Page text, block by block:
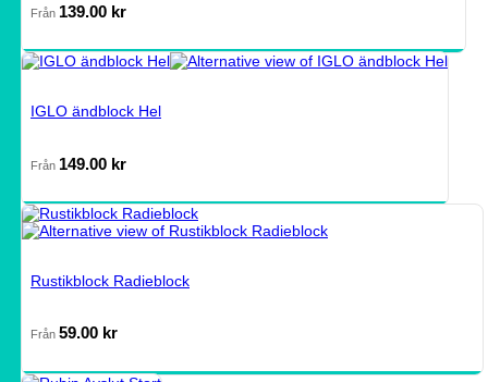
Från 139.00 kr
IGLO ändblock Hel
Från 149.00 kr
Rustikblock Radieblock
Från 59.00 kr